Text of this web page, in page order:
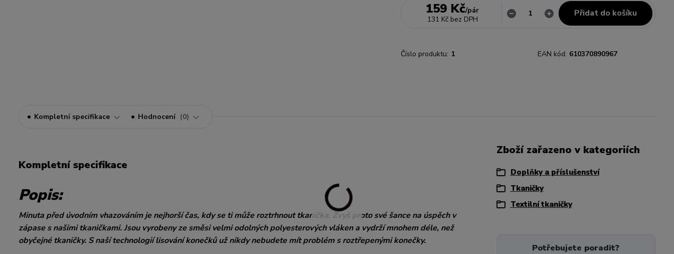
159 Kč/pár
131 Kč bez DPH
Přidat do košíku
Číslo produktu: 1 EAN kód: 610370890967
Kompletní specifikace Hodnocení 0
Kompletní specifikace
Popis:
Minuta před úvodním vhazováním je nejhorší čas, kdy se ti může roztrhnout tkanička. Zvyš proto své šance na úspěch v
zápase s našimi tkaničkami. Jsou vyrobeny ze směsi velmi odolných polyesterových vláken a vydrží mnohem déle, než
obyčejné tkaničky. S naší technologií lisování konečků už nikdy nebudete mít problém s roztřepenými konečky.
Zboží zařazeno v kategoriích
Doplňky a příslušenství
Tkaničky
Textilní tkaničky
Potřebujete poradit?